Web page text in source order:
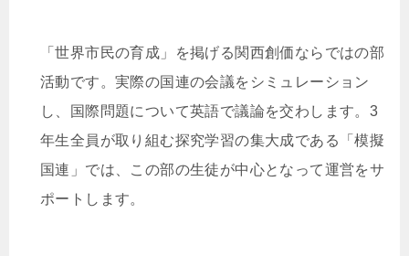
「世界市民の育成」を掲げる関西創価ならではの部
活動です。実際の国連の会議をシミュレーション
し、国際問題について英語で議論を交わします。3
年生全員が取り組む探究学習の集大成である「模擬
国連」では、この部の生徒が中心となって運営をサ
ポートします。